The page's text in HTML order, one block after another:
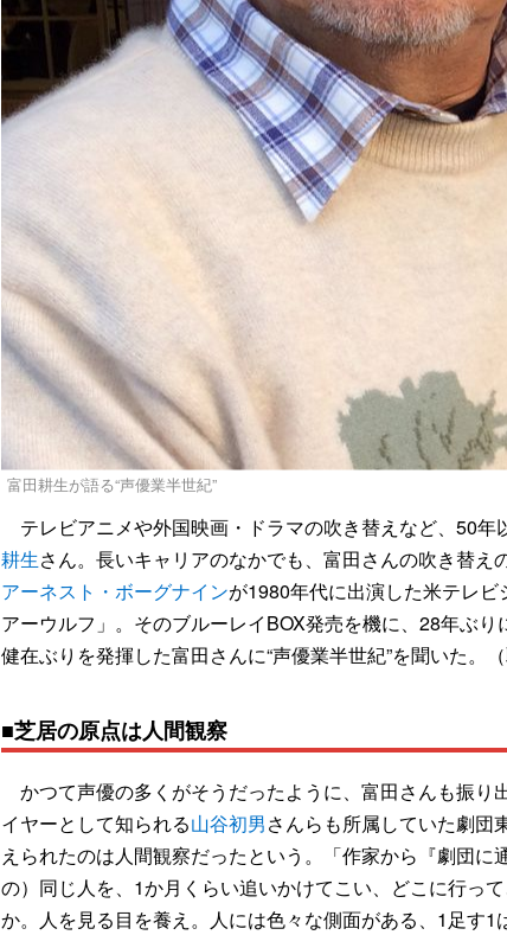
富田耕生が語る“声優業半世紀”
テレビアニメや外国映画・ドラマの吹き替えなど、50年
耕生さん。長いキャリアのなかでも、富田さんの吹き替え
アーネスト・ボーグナインが1980年代に出演した米テレ
アーウルフ」。そのブルーレイBOX発売を機に、28年ぶ
健在ぶりを発揮した富田さんに“声優業半世紀”を聞いた。
■芝居の原点は人間観察
かつて声優の多くがそうだったように、富田さんも振り
イヤーとして知られる山谷初男さんらも所属していた劇団
えられたのは人間観察だったという。「作家から『劇団に
の）同じ人を、1か月くらい追いかけてこい、どこに行っ
か。人を見る目を養え。人には色々な側面がある、1足す1